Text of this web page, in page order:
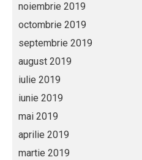
noiembrie 2019
octombrie 2019
septembrie 2019
august 2019
iulie 2019
iunie 2019
mai 2019
aprilie 2019
martie 2019